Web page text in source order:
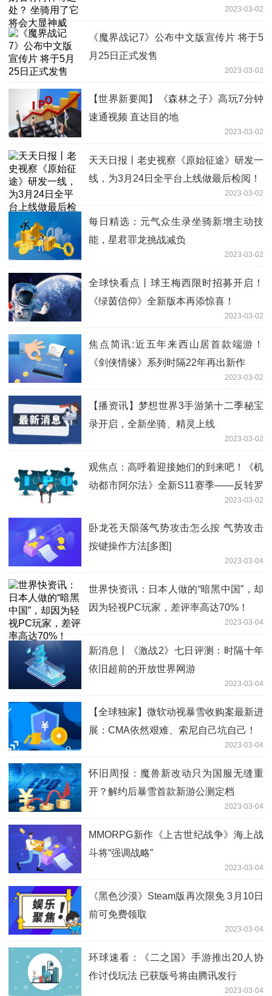
2023-03-02
《魔界战记7》公布中文版宣传片 将于5
月25日正式发售
2023-03-02
【世界新要闻】《森林之子》高玩7分钟
速通视频 直达目的地
2023-03-02
天天日报丨老史视察《原始征途》研发一
线，为3月24日全平台上线做最后检阅！
2023-03-02
每日精选：元气众生录坐骑新增主动技
能，星君罪龙挑战减负
2023-03-02
全球快看点丨球王梅西限时招募开启！
《绿茵信仰》全新版本再添惊喜！
2023-03-02
焦点简讯:近五年来西山居首款端游！
《剑侠情缘》系列时隔22年再出新作
2023-03-02
【播资讯】梦想世界3手游第十二季秘宝
录开启，全新坐骑、精灵上线
2023-03-02
观焦点：高呼着迎接她们的到来吧！《机
动都市阿尔法》全新S11赛季——反转罗
2023-03-02
卧龙苍天陨落气势攻击怎么按 气势攻击
按键操作方法[多图]
2023-03-04
世界快资讯：日本人做的“暗黑中国”，却
因为轻视PC玩家，差评率高达70%！
2023-03-04
新消息丨《激战2》七日评测：时隔十年
依旧超前的开放世界网游
2023-03-04
【全球独家】微软动视暴雪收购案最新进
展：CMA依然艰难、索尼自己坑自己！
2023-03-04
怀旧周报：魔兽新改动只为国服无缝重
开？解约后暴雪首款新游公测定档
2023-03-04
MMORPG新作《上古世纪战争》海上战
斗将“强调战略”
2023-03-04
《黑色沙漠》Steam版再次限免 3月10日
前可免费领取
2023-03-04
环球速看：《二之国》手游推出20人协
作讨伐玩法 已获版号将由腾讯发行
2023-03-04